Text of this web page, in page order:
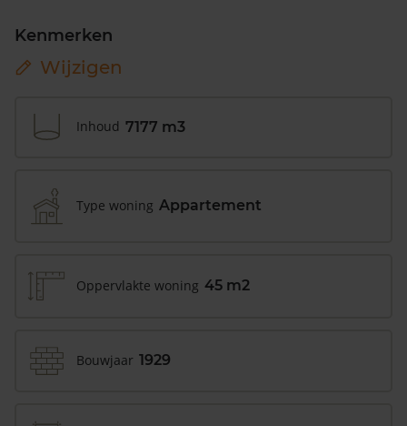
Kenmerken
Wijzigen
Inhoud 7177 m3
Type woning Appartement
Oppervlakte woning 45 m2
Bouwjaar 1929